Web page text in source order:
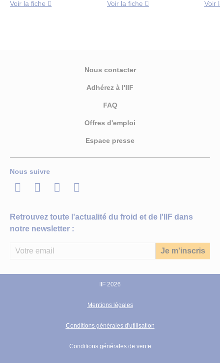
Voir la fiche Voir la fiche Voir
Nous contacter
Adhérez à l'IIF
FAQ
Offres d'emploi
Espace presse
Nous suivre
LinkedInTwitterFacebook
Youtube
Retrouvez toute l'actualité du froid et de l'IIF dans
notre newsletter :
IIF 2026
Mentions légales
Conditions générales d'utilisation
Conditions générales de vente